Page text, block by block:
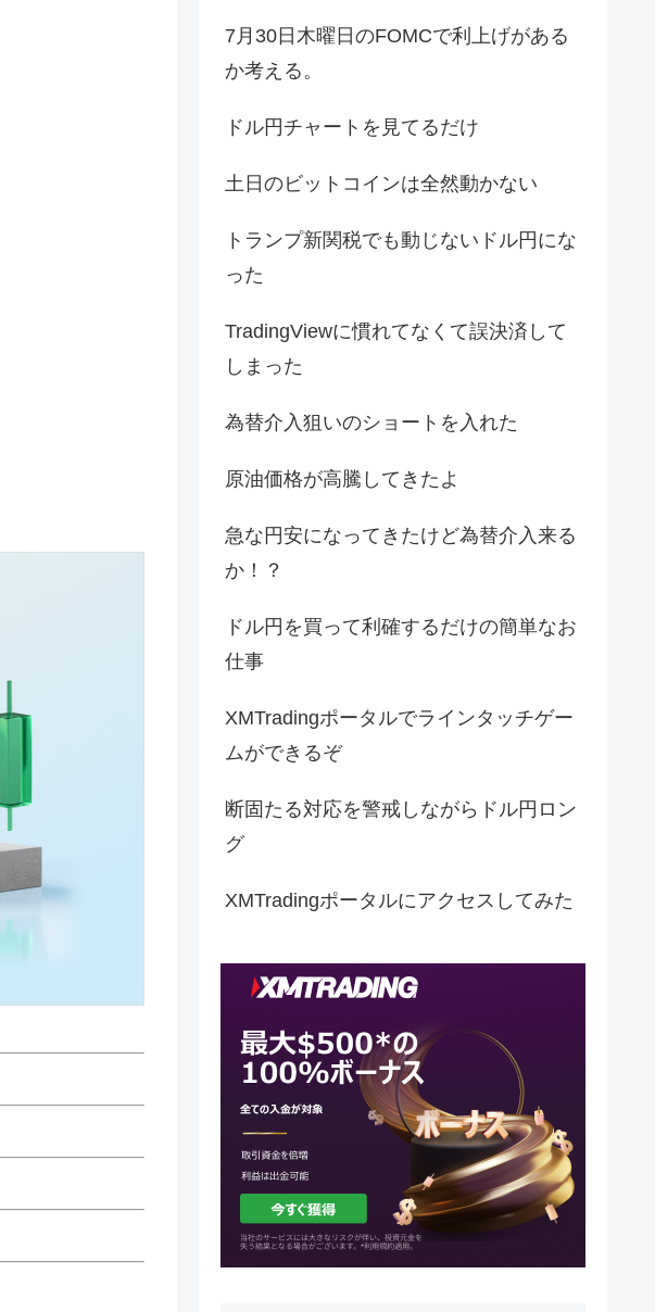
7月30日木曜日のFOMCで利上げがある
か考える。
ドル円チャートを見てるだけ
土日のビットコインは全然動かない
トランプ新関税でも動じないドル円にな
った
TradingViewに慣れてなくて誤決済して
しまった
為替介入狙いのショートを入れた
原油価格が高騰してきたよ
急な円安になってきたけど為替介入来る
か！？
ドル円を買って利確するだけの簡単なお
仕事
XMTradingポータルでラインタッチゲー
ムができるぞ
断固たる対応を警戒しながらドル円ロン
グ
XMTradingポータルにアクセスしてみた